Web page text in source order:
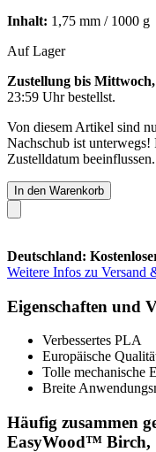
Inhalt: 1,75 mm / 1000 g
Auf Lager
Zustellung bis
23:59 Uhrbestellst.
Von diesem Artikel sind
Nachschub ist
Zustelldatum beeinflussen.
In den Warenkorb
Deutschland:
Weitere Infos zu Versand
Eigenschaften und
Verbessertes PLA
Europäische
Tolle mechanische
Breite
Häufig zusammen
EasyWood™ Birch,